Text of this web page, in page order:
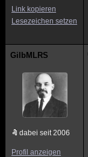
Link kopieren
Lesezeichen setzen
GilbMLRS
dabei seit 2006
Profil anzeigen